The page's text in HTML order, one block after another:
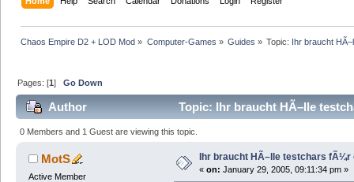
Chaos Empire D2 + LOD Mod » Computer-Games » Guides » Topic: Ihr braucht
Pages: [1]Go Down
Author Topic: Ihr braucht HÃ–lle
0 Members and 1 Guest are viewing this topic.
MotS
Active Member
Ihr braucht HÃ–lle testchars fÃ¼r
« on: January 29, 2005, 09:11:34 pm »